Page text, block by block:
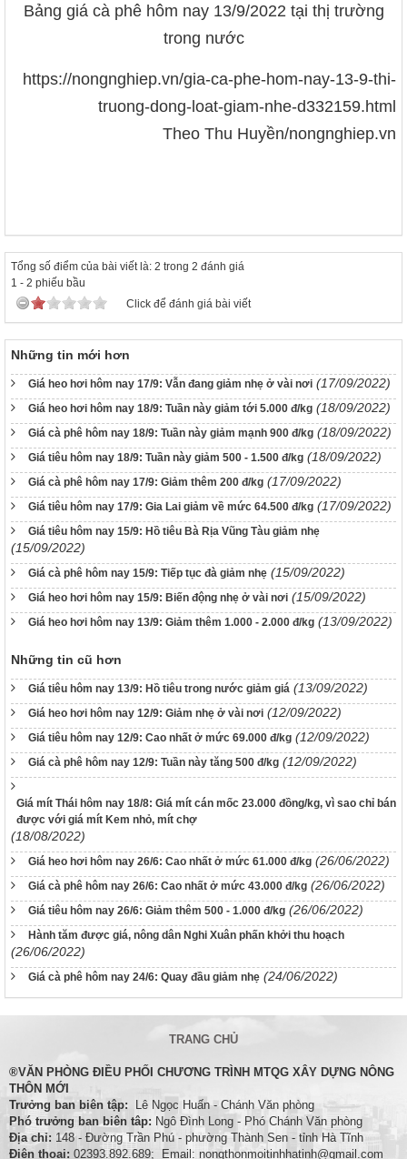
Bảng giá cà phê hôm nay 13/9/2022 tại thị trường
trong nước
https://nongnghiep.vn/gia-ca-phe-hom-nay-13-9-thi-
truong-dong-loat-giam-nhe-d332159.html
Theo Thu Huyền/nongnghiep.vn
Tổng số điểm của bài viết là: 2 trong 2 đánh giá
1 - 2 phiếu bầu
Click để đánh giá bài viết
Những tin mới hơn
Giá heo hơi hôm nay 17/9: Vẫn đang giảm nhẹ ở vài nơi (17/09/2022)
Giá heo hơi hôm nay 18/9: Tuần này giảm tới 5.000 đ/kg (18/09/2022)
Giá cà phê hôm nay 18/9: Tuần này giảm mạnh 900 đ/kg (18/09/2022)
Giá tiêu hôm nay 18/9: Tuần này giảm 500 - 1.500 đ/kg (18/09/2022)
Giá cà phê hôm nay 17/9: Giảm thêm 200 đ/kg (17/09/2022)
Giá tiêu hôm nay 17/9: Gia Lai giảm về mức 64.500 đ/kg (17/09/2022)
Giá tiêu hôm nay 15/9: Hồ tiêu Bà Rịa Vũng Tàu giảm nhẹ
(15/09/2022)
Giá cà phê hôm nay 15/9: Tiếp tục đà giảm nhẹ (15/09/2022)
Giá heo hơi hôm nay 15/9: Biến động nhẹ ở vài nơi (15/09/2022)
Giá heo hơi hôm nay 13/9: Giảm thêm 1.000 - 2.000 đ/kg (13/09/2022)
Những tin cũ hơn
Giá tiêu hôm nay 13/9: Hồ tiêu trong nước giảm giá (13/09/2022)
Giá heo hơi hôm nay 12/9: Giảm nhẹ ở vài nơi (12/09/2022)
Giá tiêu hôm nay 12/9: Cao nhất ở mức 69.000 đ/kg (12/09/2022)
Giá cà phê hôm nay 12/9: Tuần này tăng 500 đ/kg (12/09/2022)
Giá mít Thái hôm nay 18/8: Giá mít cán mốc 23.000 đồng/kg, vì sao chỉ bán
được với giá mít Kem nhỏ, mít chợ
(18/08/2022)
Giá heo hơi hôm nay 26/6: Cao nhất ở mức 61.000 đ/kg (26/06/2022)
Giá cà phê hôm nay 26/6: Cao nhất ở mức 43.000 đ/kg (26/06/2022)
Giá tiêu hôm nay 26/6: Giảm thêm 500 - 1.000 đ/kg (26/06/2022)
Hành tăm được giá, nông dân Nghi Xuân phấn khởi thu hoạch
(26/06/2022)
Giá cà phê hôm nay 24/6: Quay đầu giảm nhẹ (24/06/2022)
TRANG CHỦ
®VĂN PHÒNG ĐIỀU PHỐI CHƯƠNG TRÌNH MTQG XÂY DỰNG NÔNG
THÔN MỚI
Trưởng ban biên tập: Lê Ngọc Huấn - Chánh Văn phòng
Phó trưởng ban biên tâp: Ngô Ðình Long - Phó Chánh Văn phòng
Địa chỉ: 148 - Đường Trần Phú - phường Thành Sen - tỉnh Hà Tĩnh
Điện thoại: 02393.892.689; Email: nongthonmoitinhhatinh@gmail.com